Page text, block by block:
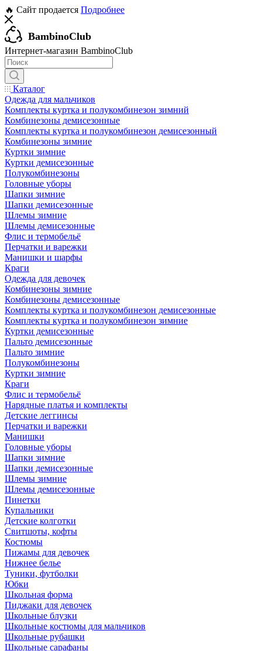
🔥 Сайт продается Подробнее
BambinoClub
Интернет-магазин BambinoClub
Каталог
Одежда для мальчиков
Комплекты куртка и полукомбинезон зимний
Комбинезоны демисезонные
Комплекты куртка и полукомбинезон демисезонный
Комбинезоны зимние
Куртки зимние
Куртки демисезонные
Полукомбинезоны
Головные уборы
Шапки зимние
Шапки демисезонные
Шлемы зимние
Шлемы демисезонные
Флис и термобельё
Перчатки и варежки
Манишки и шарфы
Краги
Одежда для девочек
Комбинезоны зимние
Комбинезоны демисезонные
Комплекты куртка и полукомбинезон демисезонные
Комплекты куртка и полукомбинезон зимние
Куртки демисезонные
Пальто демисезонные
Пальто зимние
Полукомбинезоны
Куртки зимние
Краги
Флис и термобельё
Нарядные платья и комплекты
Детские леггинсы
Перчатки и варежки
Манишки
Головные уборы
Шапки зимние
Шапки демисезонные
Шлемы зимние
Шлемы демисезонные
Пинетки
Купальники
Детские колготки
Свитшоты, кофты
Костюмы
Пижамы для девочек
Нижнее белье
Туники, футболки
Юбки
Школьная форма
Пиджаки для девочек
Школьные блузки
Школьные костюмы для мальчиков
Школьные рубашки
Школьные сарафаны